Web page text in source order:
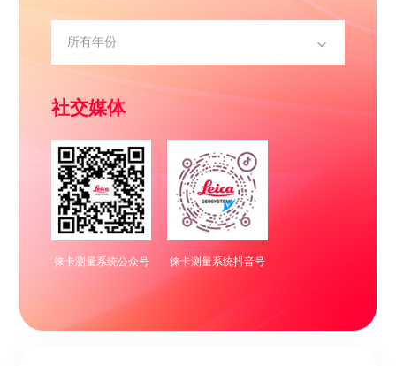
社交媒体
徕卡测量系统公众号 徕卡测量系统抖音号